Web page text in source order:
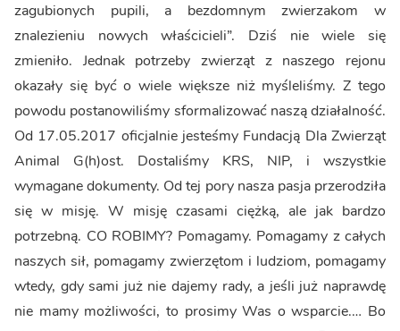
zagubionych pupili, a bezdomnym zwierzakom w
znalezieniu nowych właścicieli”. Dziś nie wiele się
zmieniło. Jednak potrzeby zwierząt z naszego rejonu
okazały się być o wiele większe niż myśleliśmy. Z tego
powodu postanowiliśmy sformalizować naszą działalność.
Od 17.05.2017 oficjalnie jesteśmy Fundacją Dla Zwierząt
Animal G(h)ost. Dostaliśmy KRS, NIP, i wszystkie
wymagane dokumenty. Od tej pory nasza pasja przerodziła
się w misję. W misję czasami ciężką, ale jak bardzo
potrzebną. CO ROBIMY? Pomagamy. Pomagamy z całych
naszych sił, pomagamy zwierzętom i ludziom, pomagamy
wtedy, gdy sami już nie dajemy rady, a jeśli już naprawdę
nie mamy możliwości, to prosimy Was o wsparcie.… Bo